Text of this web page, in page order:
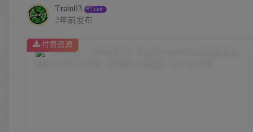
Train03
2年前发布
付费资源